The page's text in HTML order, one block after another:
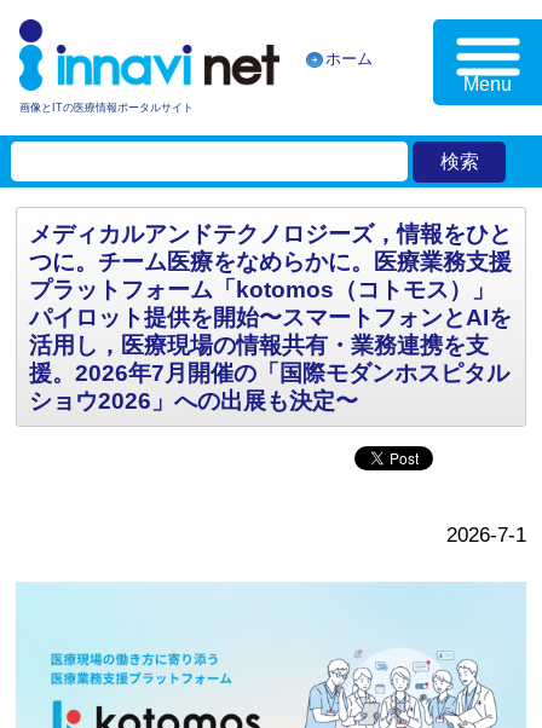
画像とITの医療情報ポータルサイト
ホーム
Menu
メディカルアンドテクノロジーズ，情報をひと
つに。チーム医療をなめらかに。医療業務支援
プラットフォーム「kotomos（コトモス）」
パイロット提供を開始〜スマートフォンとAIを
活用し，医療現場の情報共有・業務連携を支
援。2026年7月開催の「国際モダンホスピタル
ショウ2026」への出展も決定〜
2026-7-1